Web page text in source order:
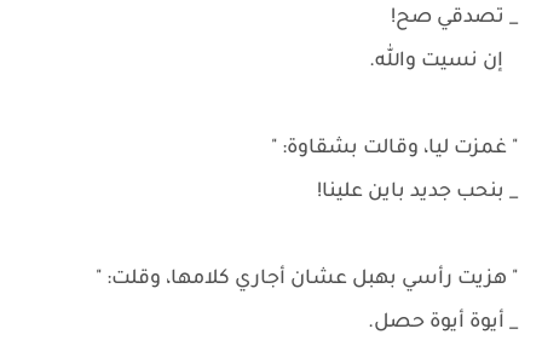
_ تصدقي صح!
إن نسيت والله.
" غمزت ليا، وقالت بشقاوة: "
_ بنحب جديد باين علينا!
" هزيت رأسي بهبل عشان أجاري كلامها، وقلت: "
_ أيوة أيوة حصل.